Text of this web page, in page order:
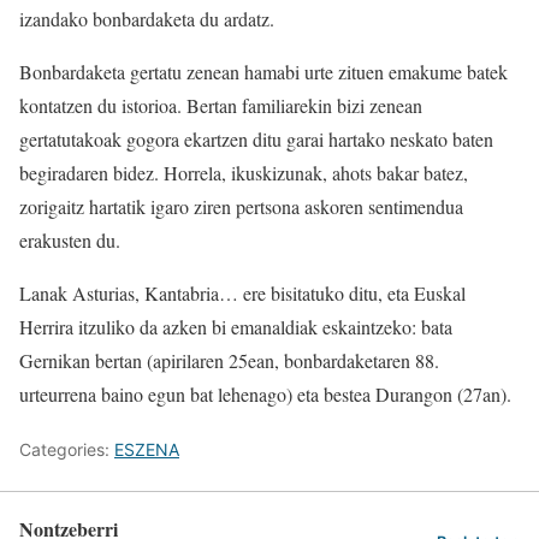
izandako bonbardaketa du ardatz.
Bonbardaketa gertatu zenean hamabi urte zituen emakume batek
kontatzen du istorioa. Bertan familiarekin bizi zenean
gertatutakoak gogora ekartzen ditu garai hartako neskato baten
begiradaren bidez. Horrela, ikuskizunak, ahots bakar batez,
zorigaitz hartatik igaro ziren pertsona askoren sentimendua
erakusten du.
Lanak Asturias, Kantabria… ere bisitatuko ditu, eta Euskal
Herrira itzuliko da azken bi emanaldiak eskaintzeko: bata
Gernikan bertan (apirilaren 25ean, bonbardaketaren 88.
urteurrena baino egun bat lehenago) eta bestea Durangon (27an).
Categories: ESZENA
Nontzeberri